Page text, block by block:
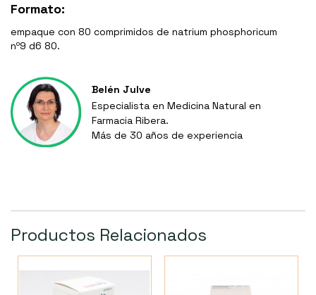
Formato:
empaque con 80 comprimidos de natrium phosphoricum
nº9 d6 80.
Belén Julve
Especialista en Medicina Natural en
Farmacia Ribera.
Más de 30 años de experiencia
Productos Relacionados